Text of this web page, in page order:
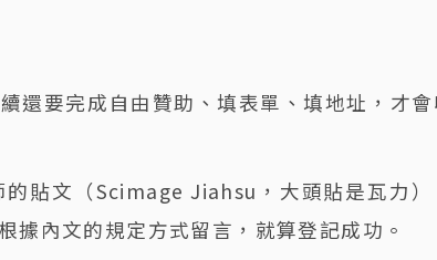
還要完成自由贊助、填表單、填地址，才
貼文（Scimage Jiahsu，大頭貼是瓦力
據內文的規定方式留言，就算登記成功。